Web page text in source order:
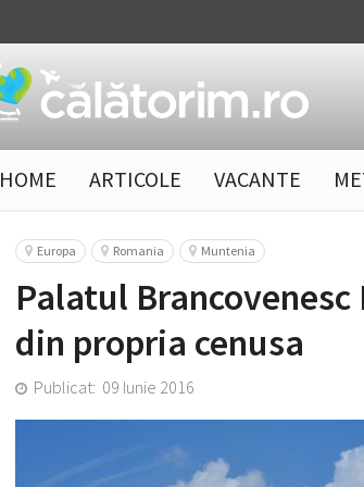
HOME ARTICOLE VACANTE
Europa Romania Muntenia
Palatul
din propria cenusa
Publicat: 09 Iunie 2016